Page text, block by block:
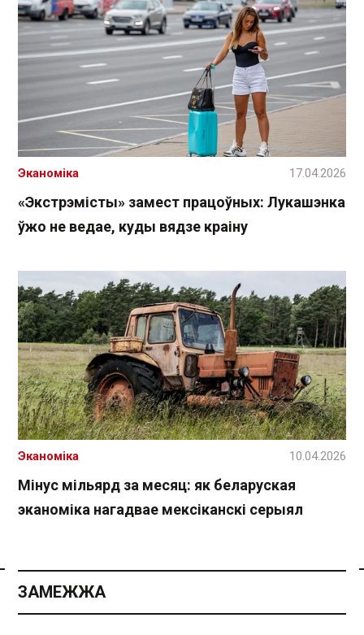
Спасылка без VPN
«Экстрэмісты» замест працоўных: Лукашэнка
ўжо не ведае, куды вядзе краіну
Эканоміка 17.04.2026
Мінус мільярд за месяц: як беларуская
эканоміка нагадвае мексіканскі серыял
Эканоміка 10.04.2026
ЗАМЕЖЖА